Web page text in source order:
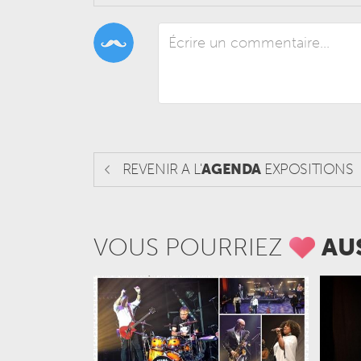
REVENIR A L'AGENDAEXPOSITIONS
VOUS POURRIEZ